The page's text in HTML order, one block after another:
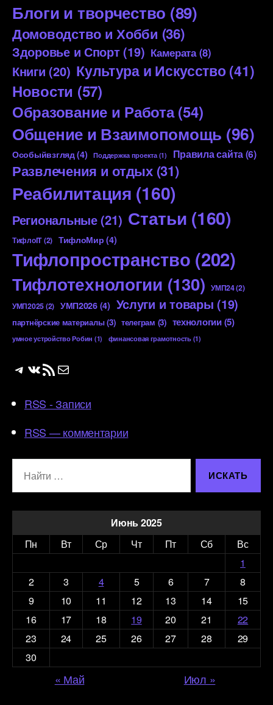
Блоги и творчество (89)
Домоводство и Хобби (36)
Здоровье и Спорт(19) Камерата(8)
Книги (20) Культура и Искусство(41)
Новости (57)
Образование и Работа(54)
Общение и Взаимопомощь (96)
Особыйвзгляд(4) Поддержка проекта(1) Правила сайта(6)
Развлечения и отдых(31)
Реабилитация (160)
Региональные(21) Статьи (160)
ТифлоIT(2) ТифлоМир (4)
Тифлопространство (202)
Тифлотехнологии (130) УМП24(2)
УМП2025(2) УМП2026(4) Услуги и товары (19)
партнёрские материалы(3) телеграм (3) технологии(5)
умное устройство Робин (1) финансовая грамотность(1)
Telegram
ВКонтакте
RSS-лентаПочта
RSS - Записи
RSS — комментарии
Июнь 2025
Пн
Вт Ср Чт Пт Сб
Вс
1
2
3 4 5 6 7
8
9
10 11 12 13 14
15
16
17 18 19 20 21
22
23
24 25 26 27 28
29
30
« Май Июл »